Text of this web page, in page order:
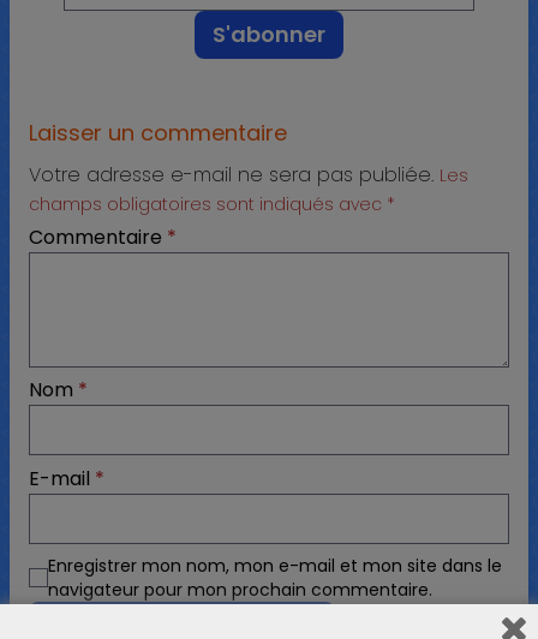
Laisser un commentaire
Votre adresse e-mail ne sera pas publiée. Les
champs obligatoires sont indiqués avec *
Commentaire *
Nom *
E-mail *
Enregistrer mon nom, mon e-mail et mon site dans le
navigateur pour mon prochain commentaire.